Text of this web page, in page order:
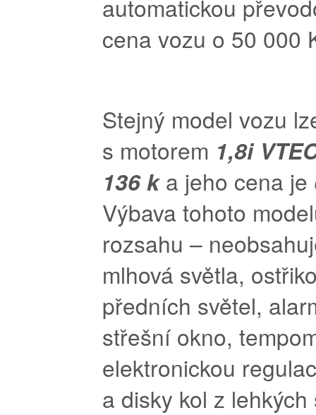
automatickou
cena vozu o 50 000
Stejný model vozu
s motorem 1,8i
136 k a jeho cena je
Výbava tohoto
rozsahu –
mlhová světla,
předních světel,
střešní okno,
elektronickou
a disky kol z lehkých